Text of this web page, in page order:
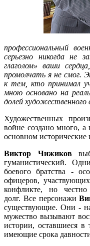
профессиональный
серьезно никогда не
глаголом» ваши сердца
промолчать я не смог.
к тем, кто принимал
мною основано на
долей
Художественных
войне создано много,
основном исторические
Виктор Чижиков
гуманистический.
боевого братства -
офицеров,
конфликте, но
долг. Все персонажи
существующие. Они -
мужество вызывают
истории, оставшиеся
имеющие срока